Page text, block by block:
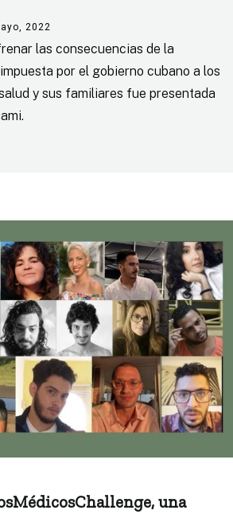
2022
las consecuencias de la
por el gobierno cubano a los
y sus familiares fue presentada
una